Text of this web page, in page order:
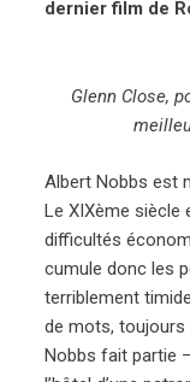
dernier film de
Glenn Close,
Albert Nobbs est
Le XIXème siècle
difficultés
cumule donc les
terriblement
de mots, toujours
Nobbs fait partie